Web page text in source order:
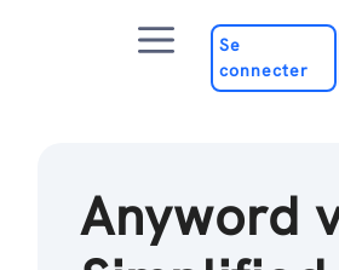
Menu
Se
connecter
Anyword